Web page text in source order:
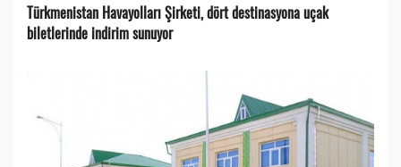
Türkmenistan Havayolları Şirketi, dört destinasyona uçak
biletlerinde indirim sunuyor